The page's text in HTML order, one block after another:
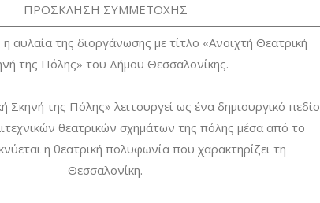
ΠΡΟΣΚΛΗΣΗ ΣΥΜΜΕΤΟΧΗΣ
η αυλαία της διοργάνωσης με τίτλο «Ανοιχτή Θεατρική
της Πόλης» του Δήμου Θεσσαλονίκης.
Σκηνή της Πόλης» λειτουργεί ως ένα δημιουργικό πεδίο
θεατρικών σχημάτων της πόλης μέσα από το
η θεατρική πολυφωνία που χαρακτηρίζει τη
Θεσσαλονίκη.